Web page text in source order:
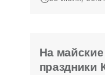
уходит корнями
свойства грязи,
На майские
праздники